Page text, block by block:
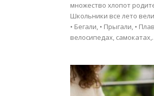
множество хлопот
Школьники все лето
• Бегали, • Прыгали, •
велосипедах,